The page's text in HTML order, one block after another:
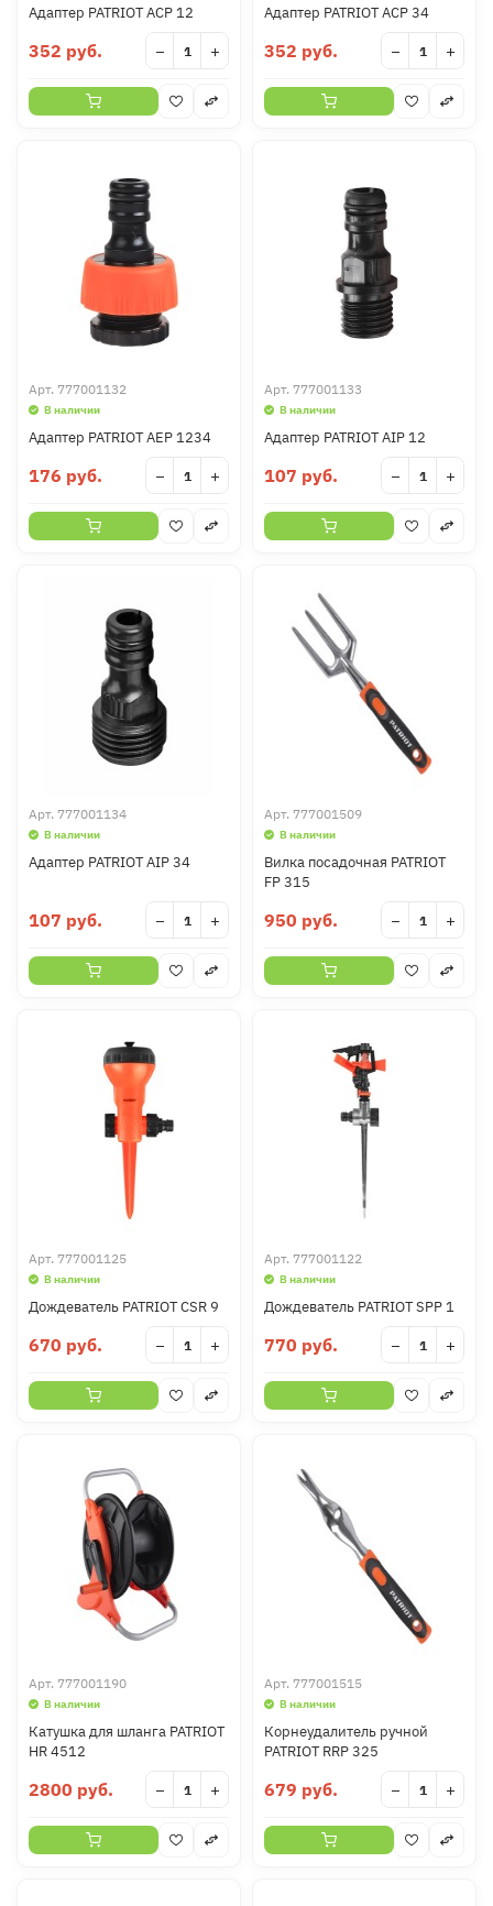
Адаптер PATRIOT ACP 12
352 руб. − +
Адаптер PATRIOT ACP 34
352 руб. − +
Арт. 777001132
В наличии
Адаптер PATRIOT AEP 1234
176 руб. − +
Арт. 777001133
В наличии
Адаптер PATRIOT AIP 12
107 руб. − +
Арт. 777001134
В наличии
Адаптер PATRIOT AIP 34
107 руб. − +
Арт. 777001509
В наличии
Вилка посадочная PATRIOT
FP 315
950 руб. − +
Арт. 777001125
В наличии
Дождеватель PATRIOT CSR 9
670 руб. − +
Арт. 777001122
В наличии
Дождеватель PATRIOT SPP 1
770 руб. − +
Арт. 777001190
В наличии
Катушка для шланга PATRIOT
HR 4512
2800 руб. − +
Арт. 777001515
В наличии
Корнеудалитель ручной
PATRIOT RRP 325
679 руб. − +